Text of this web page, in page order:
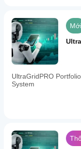
Mới
UltraGridPRO Portfolio
System